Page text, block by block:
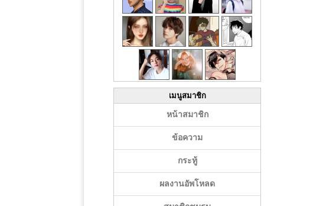
เมนูสมาชิก
หน้าสมาชิก
ข้อความ
กระทู้
ผลงานอัพโหลด